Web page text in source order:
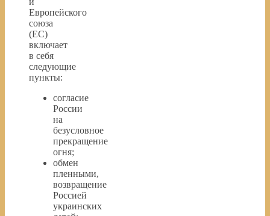
Европейского
союза
(ЕС)
включает
в себя
следующие
пункты:
согласие
России
на
безусловное
прекращение
огня;
обмен
пленными,
возвращение
Россией
украинских